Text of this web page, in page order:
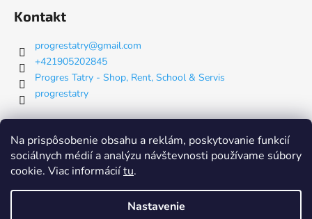
Na prispôsobenie obsahu a reklám, poskytovanie funkcií
sociálnych médií a analýzu návštevnosti používame súbory
cookie. Viac informáciítu.
Nastavenie
Kontakt
progrestatry@gmail.com
+421905202845
Progres Tatry - Shop, Rent, School & Servis
progrestatry
Nákupný košík